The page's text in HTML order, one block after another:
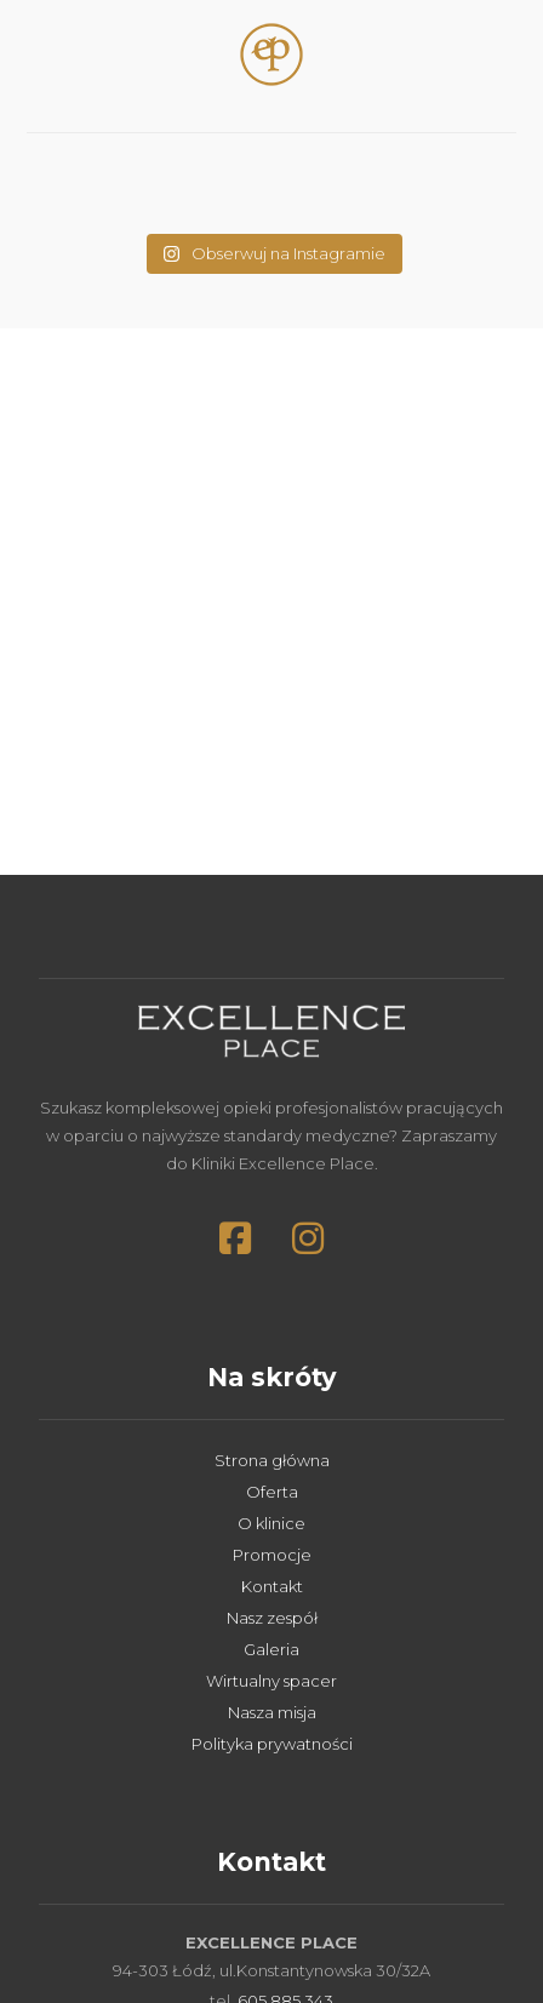
Obserwuj na Instagramie
Szukasz kompleksowej opieki profesjonalistów pracujących
w oparciu o najwyższe standardy medyczne? Zapraszamy
do Kliniki Excellence Place.
Na skróty
Strona główna
Oferta
O klinice
Promocje
Kontakt
Nasz zespół
Galeria
Wirtualny spacer
Nasza misja
Polityka prywatności
Kontakt
EXCELLENCE PLACE
94-303 Łódź, ul.Konstantynowska 30/32A